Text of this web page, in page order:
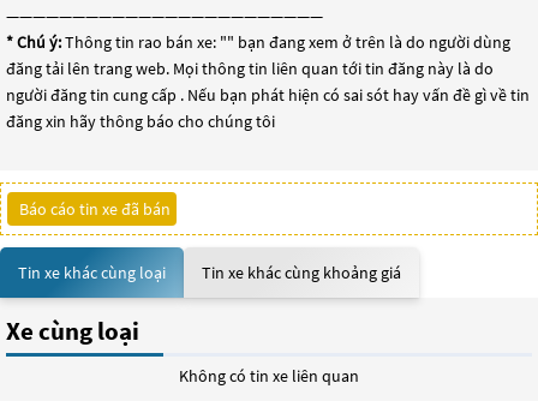
————————————————————————
* Chú ý:Thông tin rao bán xe: "" bạn đang xem ở trên là do người dùng
đăng tải lên trang web. Mọi thông tin liên quan tới tin đăng này là do
người đăng tin cung cấp . Nếu bạn phát hiện có sai sót hay vấn đề gì về tin
đăng xin hãy thông báo cho chúng tôi
Báo cáo tin xe đã bán
Tin xe khác cùng loại Tin xe khác cùng khoảng giá
Xe cùng loại
Không có tin xe liên quan